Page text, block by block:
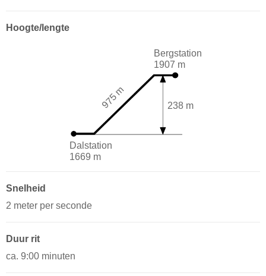
Hoogte/lengte
Dalstation
1669 m
Bergstation
1907 m
238 m
975 m
Snelheid
2 meter per seconde
Duur rit
ca. 9:00 minuten